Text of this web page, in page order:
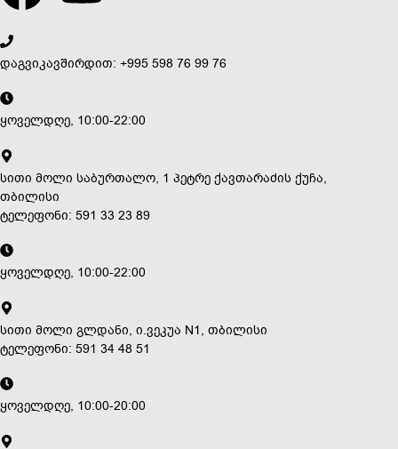
დაგვიკავშირდით: +995 598 76 99 76
ყოველდღე, 10:00-22:00
სითი მოლი საბურთალო, 1 პეტრე ქავთარაძის ქუჩა,
თბილისი
ტელეფონი: 591 33 23 89
ყოველდღე, 10:00-22:00
სითი მოლი გლდანი, ი.ვეკუა N1, თბილისი
ტელეფონი: 591 34 48 51
ყოველდღე, 10:00-20:00